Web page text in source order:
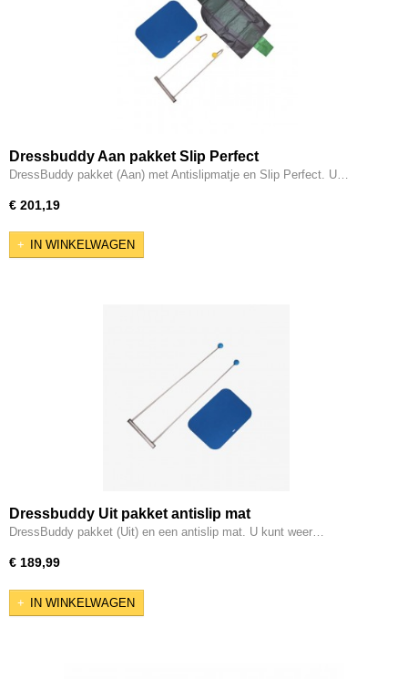
Dressbuddy Aan pakket Slip Perfect
DressBuddy pakket (Aan) met Antislipmatje en Slip Perfect. U…
€ 201,19
IN WINKELWAGEN
Dressbuddy Uit pakket antislip mat
DressBuddy pakket (Uit) en een antislip mat. U kunt weer…
€ 189,99
IN WINKELWAGEN